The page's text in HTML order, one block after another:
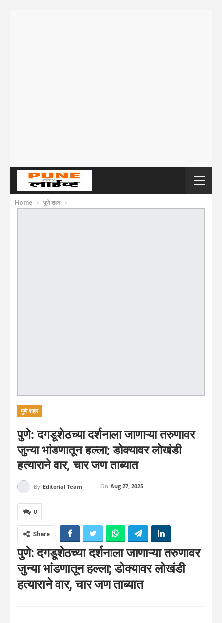
Home पुणे शहर
पुणे शहर
पुणे: दगडूशेठच्या दर्शनाला जाणाऱ्या तरुणावर
जुन्या भांडणातून हल्ला; डोक्यावर लोखंडी
हत्याराने वार, चार जण ताब्यात
By Editorial Team On Aug 27, 2025
0
Share
पुणे: दगडूशेठच्या दर्शनाला जाणाऱ्या तरुणावर
जुन्या भांडणातून हल्ला; डोक्यावर लोखंडी
हत्याराने वार, चार जण ताब्यात